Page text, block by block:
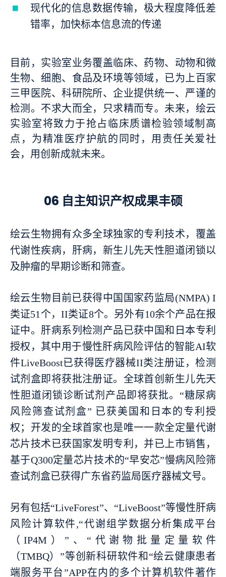
现代化的信息数据传输，极大程度降低差
错率，加快标本信息流的传递
目前，实验室业务覆盖临床、药物、动物和微
生物、细胞、食品及环境等领域，已为上百家
三甲医院、科研院所、企业提供统一、严谨的
检测。不求大而全，只求精而专。未来，绘云
实验室将致力于抢占临床质谱检验领域制高
点，为精准医疗护航的同时，用责任关爱社
会，用创新成就未来。
06 自主知识产权成果丰硕
绘云生物拥有众多全球独家的专利技术，覆盖
代谢性疾病，肝病，新生儿先天性胆道闭锁以
及肿瘤的早期诊断和筛查。
绘云生物目前已获得中国国家药监局(NMPA) I
类证51个，II类证8个。另外有10余个产品在报
证中。肝病系列检测产品已获中国和日本专利
授权，其中用于慢性肝病风险评估的智能AI软
件LiveBoost已获得医疗器械II类注册证，检测
试剂盒即将获批注册证。全球首创新生儿先天
性胆道闭锁诊断试剂产品即将获批。“糖尿病
风险筛查试剂盒” 已获美国和日本的专利授
权；开发的全球首家也是唯一一款全定量代谢
芯片技术已获国家发明专利，并已上市销售，
基于Q300定量芯片技术的“早安芯”慢病风险筛
查试剂盒已获得广东省药监局医疗器械文号。
另有包括“LiveForest”、“LiveBoost”等慢性肝病
风险计算软件,“代谢组学数据分析集成平台
（IP4M）”、“代谢物批量定量软件
（TMBQ）”等创新科研软件和“绘云健康患者
端服务平台”APP在内的多个计算机软件著作